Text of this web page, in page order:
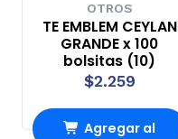
OTROS
TE EMBLEM CEYLAN
GRANDE x 100
bolsitas (10)
$2.259
Agregar al